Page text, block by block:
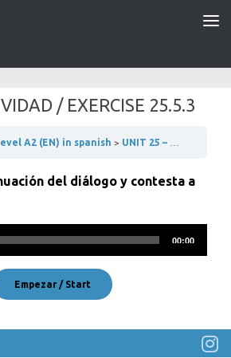
/ EXERCISE 25.5.3
A2 (EN) in spanish UNIT 25 – NOS VAMOS DE VIAJE
del diálogo y contesta a
00:00